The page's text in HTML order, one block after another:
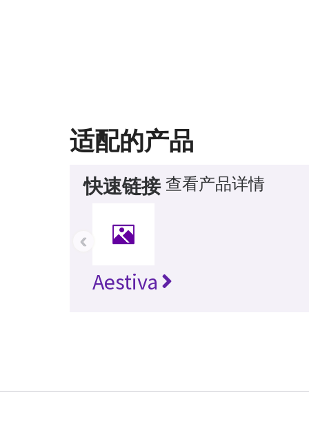
适配的产品
快速链接 查看产品详情
Aestiva
‹